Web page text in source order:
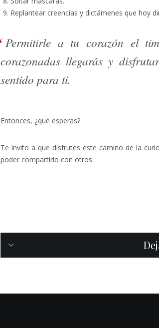
Replantear creencias y dictámenes que hoy
Permitirle a tu corazón el
corazonadas llegarás y
sentido para ti.
Entonces, ¿qué esperas?
Te invito a que disfrutes este camino de la
poder compartirlo con otros.